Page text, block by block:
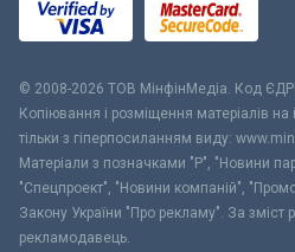
© 2008-2026 ТОВ МiнфiнМедiа. Код
Копіювання і розміщення матеріалів
тільки з гіперпосиланням виду:
Матеріали з позначками "Р", "Новини
"Спецпроект", "Новини компаній",
Закону України "Про рекламу". За зміст
рекламодавець.